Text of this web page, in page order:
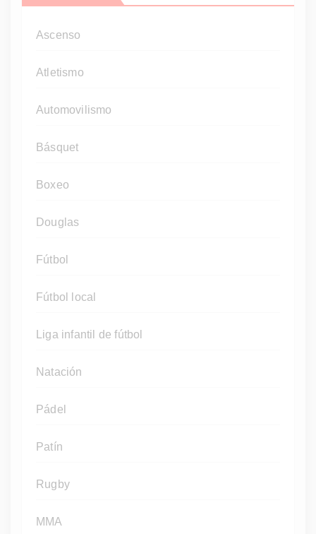
Ascenso
Atletismo
Automovilismo
Básquet
Boxeo
Douglas
Fútbol
Fútbol local
Liga infantil de fútbol
Natación
Pádel
Patín
Rugby
MMA